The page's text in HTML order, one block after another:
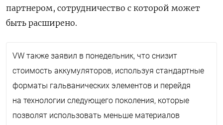
партнером, сотрудничество с которой может
быть расширено.
VW также заявил в понедельник, что снизит
стоимость аккумуляторов, используя стандартные
форматы гальванических элементов и перейдя
на технологии следующего поколения, которые
позволят использовать меньше материалов